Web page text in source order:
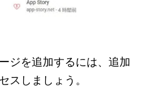
ジを追加するには、追加
スしましょう。